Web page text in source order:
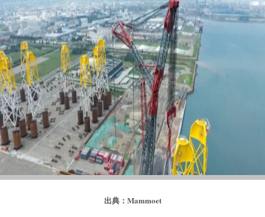
出典：Mammoet